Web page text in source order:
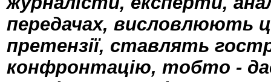
передачах, висловлюють
претензії, ставлять
конфронтацію, тобто -